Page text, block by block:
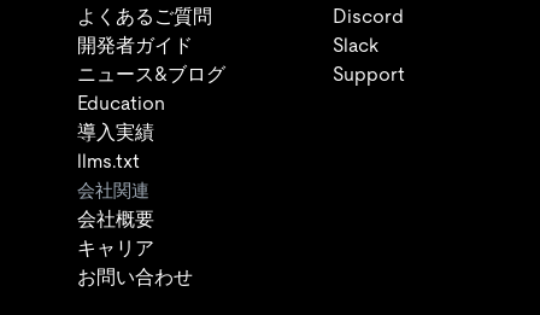
よくあるご質問
開発者ガイド
ニュース&ブログ
Education
導入実績
llms.txt
Discord
Slack
Support
会社関連
会社概要
キャリア
お問い合わせ